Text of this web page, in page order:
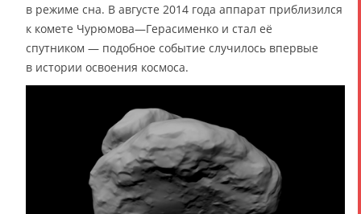
в режиме сна. В августе 2014 года аппарат приблизился
к комете Чурюмова—Герасименко и стал её
спутником — подобное событие случилось впервые
в истории освоения космоса.